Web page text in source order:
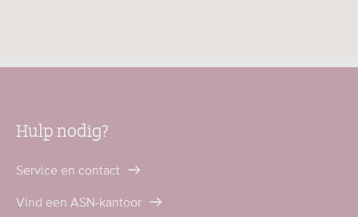
Hulp nodig?
Service en contact
Vind een ASN-kantoor